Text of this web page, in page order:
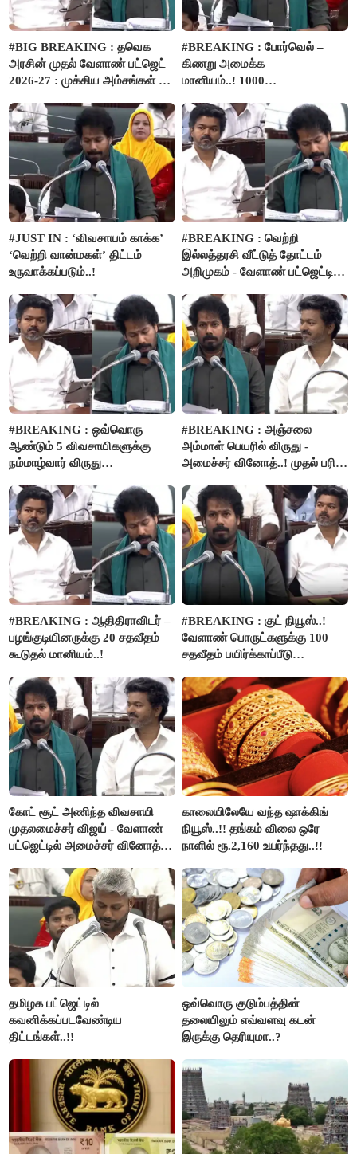
#BIG BREAKING : தவெக
அரசின் முதல் வேளாண் பட்ஜெட்
2026-27 : முக்கிய அம்சங்கள் ஓர்
#BREAKING : போர்வெல் –
கிணறு அமைக்க
மானியம்..! 1000
பம்புசெட் வழங்கப்படும்..!
#JUST IN : ‘விவசாயம் காக்க’
‘வெற்றி வான்மகள்’ திட்டம்
உருவாக்கப்படும்..!
#BREAKING : வெற்றி
இல்லத்தரசி வீட்டுத் தோட்டம்
அறிமுகம் - வேளாண் பட்ஜெட்டில்
#BREAKING : ஒவ்வொரு
ஆண்டும் 5 விவசாயிகளுக்கு
நம்மாழ்வார் விருது
#BREAKING : அஞ்சலை
அம்மாள் பெயரில் விருது -
அமைச்சர் வினோத்..! முதல் பரிசு
#BREAKING : ஆதிதிராவிடர் –
பழங்குடியினருக்கு 20 சதவீதம்
கூடுதல் மானியம்..!
#BREAKING : குட் நியூஸ்..!
வேளாண் பொருட்களுக்கு 100
சதவீதம் பயிர்க்காப்பீடு
வினோத்..!
கோட் சூட் அணிந்த விவசாயி
முதலமைச்சர் விஜய் - வேளாண்
பட்ஜெட்டில் அமைச்சர் வினோத்
காலையிலேயே வந்த ஷாக்கிங்
நியூஸ்..!! தங்கம் விலை ஒரே
நாளில் ரூ.2,160 உயர்ந்தது..!!
தமிழக பட்ஜெட்டில்
கவனிக்கப்படவேண்டிய
திட்டங்கள்..!!
ஒவ்வொரு குடும்பத்தின்
தலையிலும் எவ்வளவு கடன்
இருக்கு தெரியுமா..?